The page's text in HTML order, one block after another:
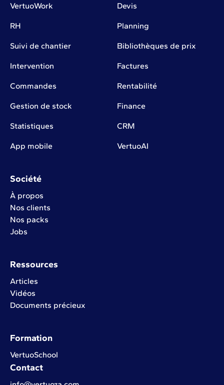
VertuoWork Devis
RH Planning
Suivi de chantier Bibliothèques de prix
Intervention Factures
Commandes Rentabilité
Gestion de stock Finance
Statistiques CRM
App mobile VertuoAI
Société
À propos
Nos clients
Nos packs
Jobs
Ressources
Articles
Vidéos
Documents précieux
Formation
VertuoSchool
Contact